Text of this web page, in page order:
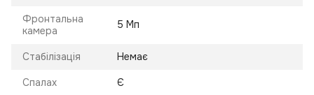
Фронтальна
камера
5 Мп
Стабілізація Немає
Спалах Є